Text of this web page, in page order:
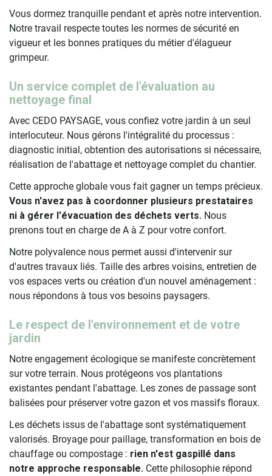
Vous dormez tranquille pendant et après notre intervention.
Notre travail respecte toutes les normes de sécurité en
vigueur et les bonnes pratiques du métier d'élagueur
grimpeur.
Un service complet de l'évaluation au
nettoyage final
Avec CEDO PAYSAGE, vous confiez votre jardin à un seul
interlocuteur. Nous gérons l'intégralité du processus :
diagnostic initial, obtention des autorisations si nécessaire,
réalisation de l'abattage et nettoyage complet du chantier.
Cette approche globale vous fait gagner un temps précieux.
Vous n'avez pas à coordonner plusieurs prestataires
ni à gérer l'évacuation des déchets verts. Nous
prenons tout en charge de A à Z pour votre confort.
Notre polyvalence nous permet aussi d'intervenir sur
d'autres travaux liés. Taille des arbres voisins, entretien de
vos espaces verts ou création d'un nouvel aménagement :
nous répondons à tous vos besoins paysagers.
Le respect de l'environnement et de votre
jardin
Notre engagement écologique se manifeste concrètement
sur votre terrain. Nous protégeons vos plantations
existantes pendant l'abattage. Les zones de passage sont
balisées pour préserver votre gazon et vos massifs floraux.
Les déchets issus de l'abattage sont systématiquement
valorisés. Broyage pour paillage, transformation en bois de
chauffage ou compostage : rien n'est gaspillé dans
notre approche responsable. Cette philosophie répond